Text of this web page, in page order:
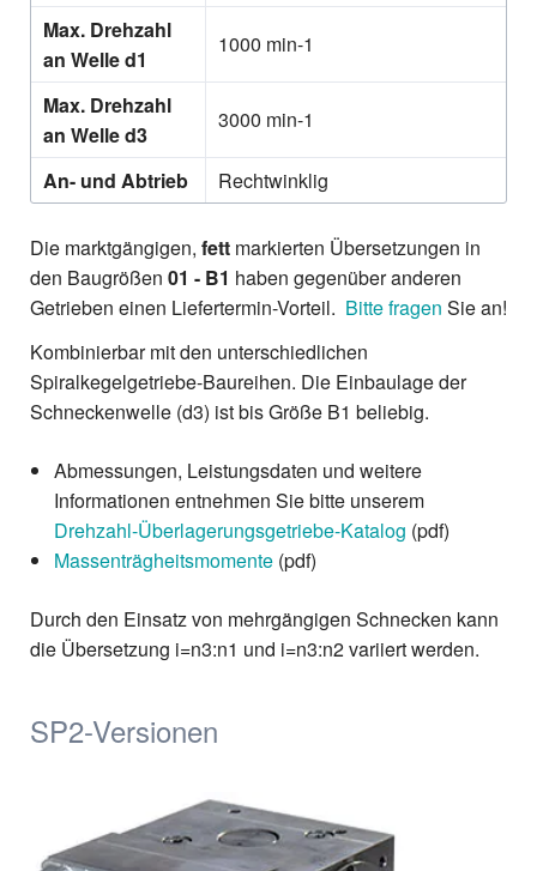
Max. Drehzahl
an Welle d1
1000 min-1
Max. Drehzahl
an Welle d3
3000 min-1
An- und Abtrieb Rechtwinklig
Die marktgängigen, fettmarkierten Übersetzungen in
den Baugrößen 01 - B1 haben gegenüber anderen
Getrieben einen Liefertermin-Vorteil. Bitte fragen Sie an!
Kombinierbar mit den unterschiedlichen
Spiralkegelgetriebe-Baureihen. Die Einbaulage der
Schneckenwelle (d3) ist bis Größe B1 beliebig.
Abmessungen, Leistungsdaten und weitere
Informationen entnehmen Sie bitte unserem
Drehzahl-Überlagerungsgetriebe-Katalog (pdf)
Massenträgheitsmomente(pdf)
Durch den Einsatz von mehrgängigen Schnecken kann
die Übersetzung i=n3:n1 und i=n3:n2 variiert werden.
SP2-Versionen